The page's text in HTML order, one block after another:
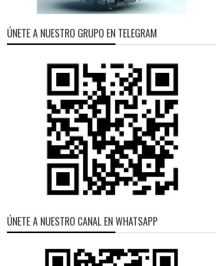
ÚNETE A NUESTRO GRUPO EN TELEGRAM
ÚNETE A NUESTRO CANAL EN WHATSAPP